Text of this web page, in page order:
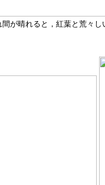
間が晴れると，紅葉と荒々